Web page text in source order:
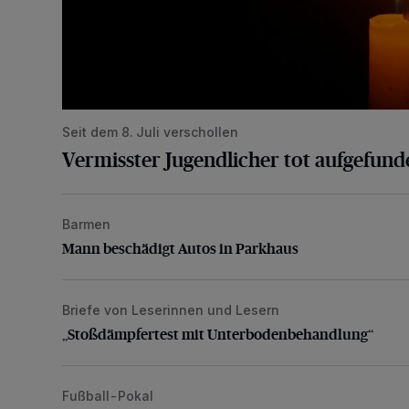
Seit dem 8. Juli verschollen
Vermisster Jugendlicher tot
Mann beschädigt Autos in Parkhaus
Barmen
Mann beschädigt Autos in Parkhaus
„Stoßdämpfertest mit Unterbodenbehandlung“
Briefe von Leserinnen und Lesern
„Stoßdämpfertest mit Unterbodenbehandlung“
WSV: Übertragung im Barmer Bahnhof und klare
Fußball-Pokal